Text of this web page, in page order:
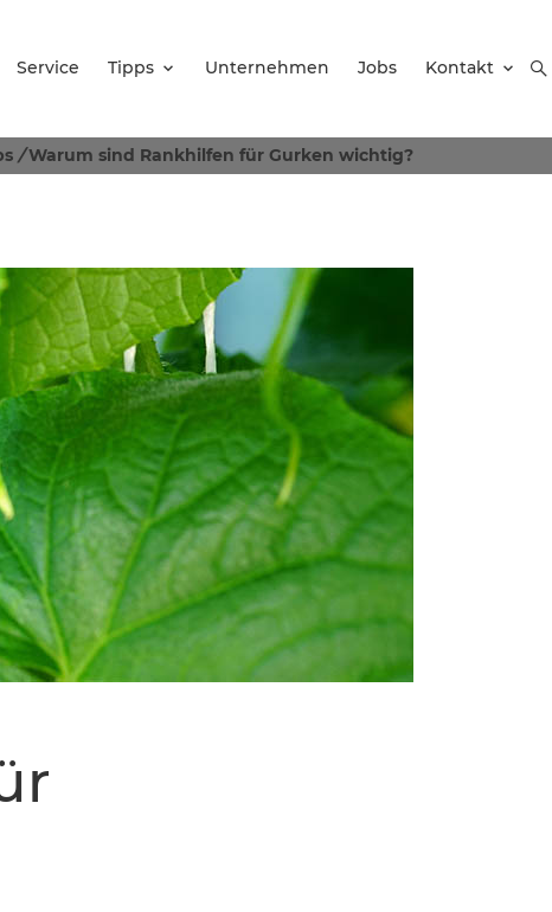
Service Tipps Unternehmen Jobs Kontakt
/ Warum sind Rankhilfen für Gurken wichtig?